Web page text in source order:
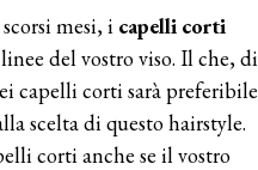
mesi, i capelli corti
del vostro viso. Il che, di
capelli corti sarà preferibile
scelta di questo hairstyle.
corti anche se il vostro